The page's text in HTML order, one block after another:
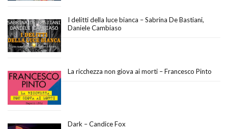
I delitti della luce bianca – Sabrina De Bastiani,
Daniele Cambiaso
La ricchezza non giova ai morti – Francesco Pinto
Dark – Candice Fox